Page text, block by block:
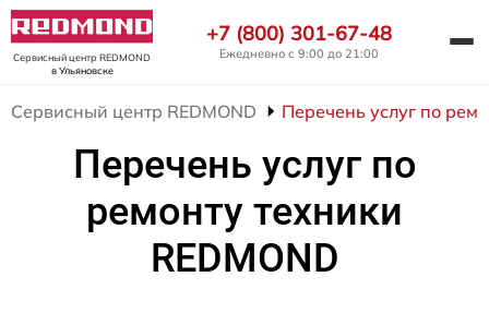
Сервисный центр REDMOND
в Ульяновске
+7 (800) 301-67-48
Ежедневно с 9:00 до 21:00
Сервисный центр REDMOND Перечень услуг по
Перечень услуг по
ремонту техники
REDMOND